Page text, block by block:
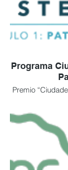
Programa
Premio
residuos en
resultados
evidencia
problema